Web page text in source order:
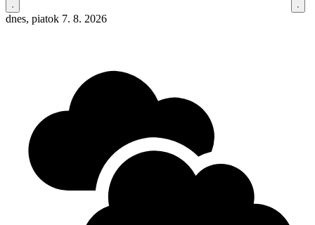
dnes, piatok 7. 8. 2026